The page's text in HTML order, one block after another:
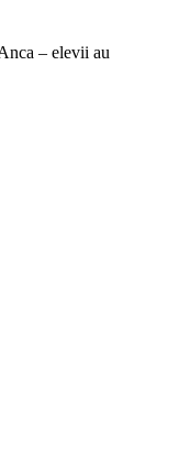
– elevii au